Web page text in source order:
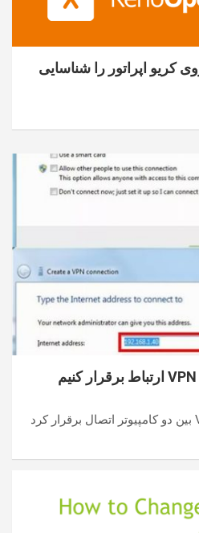
اپراتور را شناسایی
چگونه می توان با نصب VPN بین دو کامپیوتر اتصال برقرار کرد